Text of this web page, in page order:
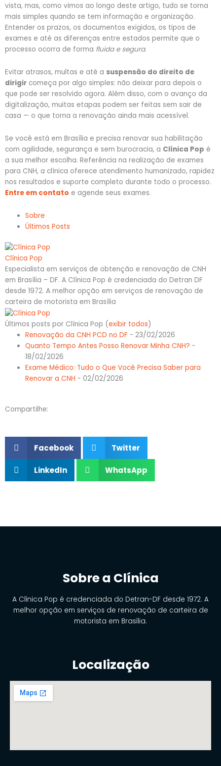
vista, mas, como vimos ao longo deste artigo, tudo se torna
mais simples quando se tem informação e organização.
Entender os prazos, os documentos exigidos, os tipos de
exames e até as diferenças entre estados permite que o
processo ocorra de forma fluida e segura.
Evitar atrasos, multas e até a suspensão do direito de
dirigir começa por algo simples: não deixar para depois o
que pode ser resolvido agora. Além disso, com o avanço da
digitalização, muitas etapas podem ser feitas sem sair de
casa — o que torna a renovação ainda mais acessível.
Se você está em Brasília e precisa renovar sua habilitação
com agilidade, segurança e sem burocracia, a Clínica Pop é
a sua melhor escolha. Referência na realização de exames
para CNH, a clínica oferece atendimento humanizado, rapidez
nos resultados e suporte completo durante todo o processo.
Entre em contato e agende seus exames.
Sobre
Últimos Posts
Clínica Pop
Especialista em serviços de obtenção e renovação de CNH
em Brasília – DF. A Clínica Pop é credenciada do Detran DF
desde 1972. A melhor opção em serviços de renovação de
carteira de motorista em Brasília
Últimos posts por Clínica Pop (exibir todos)
Renovação da CNH PCD no DF - 23/02/2026
Quanto Tempo Antes Posso Renovar Minha CNH? -
18/02/2026
Exame Médico: Tudo o Que Você Precisa Saber para
Renovar a CNH - 02/02/2026
Compartilhe:
Facebook Twitter
LinkedIn WhatsApp
Sobre a Clínica
A Clínica Pop é credenciada do Detran-DF desde 1972. A
melhor opção em serviços de renovação de carteira de
motorista em Brasília.
Localização